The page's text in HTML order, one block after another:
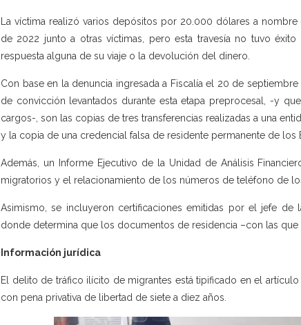
La víctima realizó varios depósitos por 20.000 dólares a
de 2022 junto a otras víctimas, pero esta travesía no tuvo
respuesta alguna de su viaje o la devolución del dinero.
Con base en la denuncia ingresada a Fiscalía el 20 de
de convicción levantados durante esta etapa preprocesal, -y
cargos-, son las copias de tres transferencias realizadas a una
y la copia de una credencial falsa de residente permanente de los
Además, un Informe Ejecutivo de la Unidad de Análisis
migratorios y el relacionamiento de los números de teléfono de
Asimismo, se incluyeron certificaciones emitidas por el jefe de
donde determina que los documentos de residencia –con las que
Información jurídica
El delito de tráfico ilícito de migrantes está tipificado en el
con pena privativa de libertad de siete a diez años.